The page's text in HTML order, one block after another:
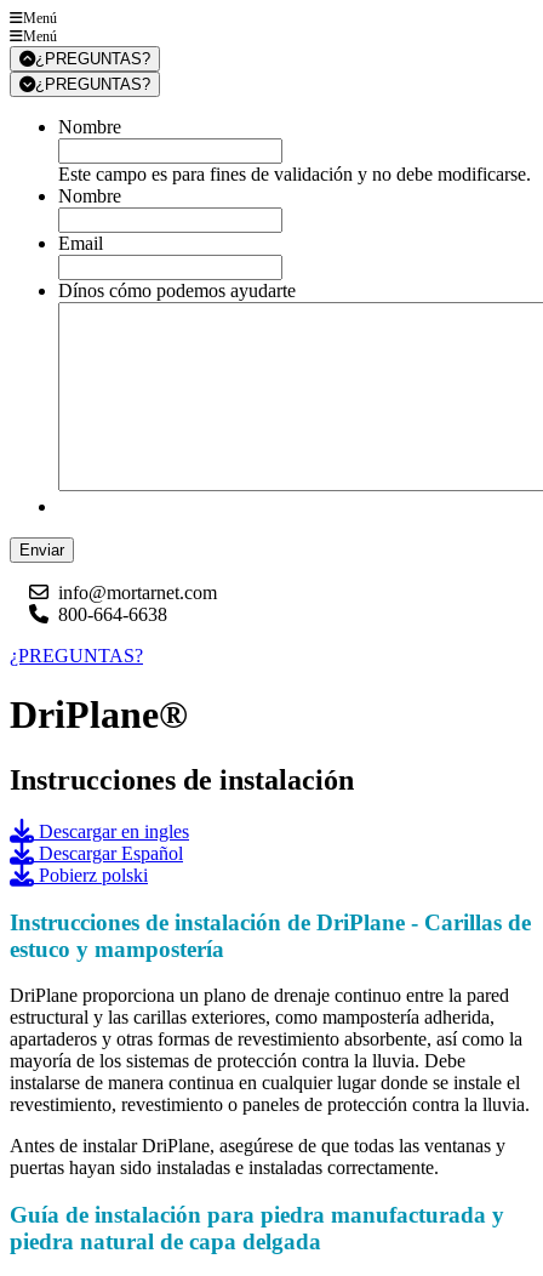
Menú
Menú
¿PREGUNTAS?
¿PREGUNTAS?
Nombre
Este campo es para fines de validación y no debe modificarse.
Nombre
Email
Dínos cómo podemos ayudarte
Enviar
info@mortarnet.com
800-664-6638
¿PREGUNTAS?
DriPlane®
Instrucciones de instalación
Descargar en ingles
Descargar Español
Pobierz polski
Instrucciones de instalación de DriPlane - Carillas de
estuco y mampostería
DriPlane proporciona un plano de drenaje continuo entre la pared
estructural y las carillas exteriores, como mampostería adherida,
apartaderos y otras formas de revestimiento absorbente, así como la
mayoría de los sistemas de protección contra la lluvia. Debe
instalarse de manera continua en cualquier lugar donde se instale el
revestimiento, revestimiento o paneles de protección contra la lluvia.
Antes de instalar DriPlane, asegúrese de que todas las ventanas y
puertas hayan sido instaladas e instaladas correctamente.
Guía de instalación para piedra manufacturada y
piedra natural de capa delgada